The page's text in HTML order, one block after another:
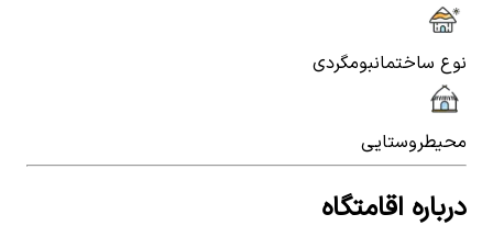
نوع ساختمانبومگردی
محیطروستایی
درباره اقامتگاه